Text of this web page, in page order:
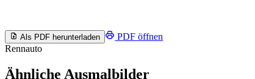
Als PDF herunterladen
PDF öffnen
Rennauto
Ähnliche Ausmalbilder